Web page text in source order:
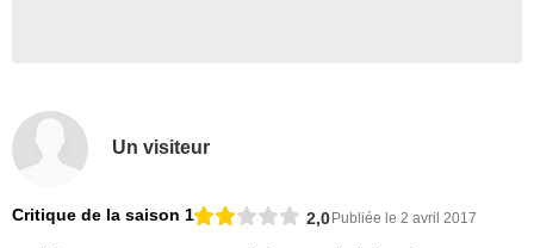
Un visiteur
Critique de la saison 1 2,0Publiée le 2 avril 2017